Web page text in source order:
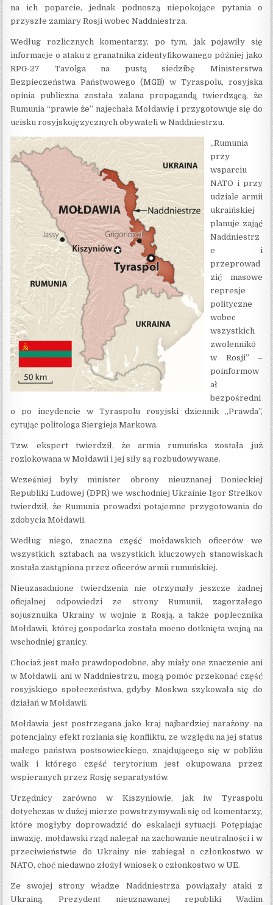
na ich poparcie, jednak podnoszą niepokojące pytania o
przyszłe zamiary Rosji wobec Naddniestrza.
Według rozlicznych komentarzy, po tym, jak pojawiły się
informacje o ataku z granatnika zidentyfikowanego później jako
RPG-27 Tavolga na pustą siedzibę Ministerstwa
Bezpieczeństwa Państwowego (MGB) w Tyraspolu, rosyjska
opinia publiczna została zalana propagandą twierdzącą, że
Rumunia “prawie że” najechała Mołdawię i przygotowuje się do
ucisku rosyjskojęzycznych obywateli w Naddniestrzu.
„Rumunia
przy
wsparciu
NATO i przy
udziale armii
ukraińskiej
planuje zająć
Naddniestrz
e i
przeprowad
zić masowe
represje
polityczne
wobec
wszystkich
zwolennikó
w Rosji” –
poinformow
ał
bezpośredni
o po incydencie w Tyraspolu rosyjski dziennik „Prawda”,
cytując politologa Siergieja Markowa.
Tzw. ekspert twierdził, że armia rumuńska została już
rozlokowana w Mołdawii i jej siły są rozbudowywane.
Wcześniej były minister obrony nieuznanej Donieckiej
Republiki Ludowej (DPR) we wschodniej Ukrainie Igor Strelkov
twierdził, że Rumunia prowadzi potajemne przygotowania do
zdobycia Mołdawii.
Według niego, znaczna część mołdawskich oficerów we
wszystkich sztabach na wszystkich kluczowych stanowiskach
została zastąpiona przez oficerów armii rumuńskiej.
Nieuzasadnione twierdzenia nie otrzymały jeszcze żadnej
oficjalnej odpowiedzi ze strony Rumunii, zagorzałego
sojusznuika Ukrainy w wojnie z Rosją, a także poplecznika
Mołdawii, której gospodarka została mocno dotknięta wojną na
wschodniej granicy.
Chociaż jest mało prawdopodobne, aby miały one znaczenie ani
w Mołdawii, ani w Naddniestrzu, mogą pomóc przekonać część
rosyjskiego społeczeństwa, gdyby Moskwa szykowała się do
działań w Mołdawii.
Mołdawia jest postrzegana jako kraj najbardziej narażony na
potencjalny efekt rozlania się konfliktu, ze względu na jej status
małego państwa postsowieckiego, znajdującego się w pobliżu
walk i którego część terytorium jest okupowana przez
wspieranych przez Rosję separatystów.
Urzędnicy zarówno w Kiszyniowie, jak iw Tyraspolu
dotychczas w dużej mierze powstrzymywali się od komentarzy,
które mogłyby doprowadzić do eskalacji sytuacji. Potępiając
inwazję, mołdawski rząd nalegał na zachowanie neutralności i w
przeciwieństwie do Ukrainy nie zabiegał o członkostwo w
NATO, choć niedawno złożył wniosek o członkostwo w UE.
Ze swojej strony władze Naddniestrza powiązały ataki z
Ukrainą. Prezydent nieuznawanej republiki Wadim